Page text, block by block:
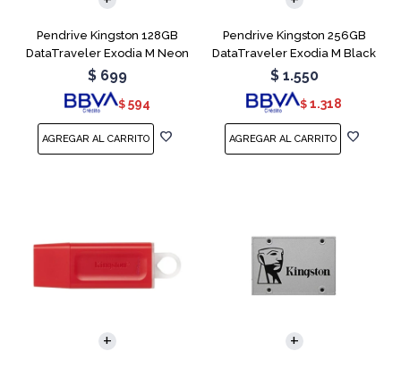
Pendrive Kingston 128GB
DataTraveler Exodia M Neon
Blue
$ 699
$ 594
Pendrive Kingston 256GB
DataTraveler Exodia M Black
Teal
$ 1.550
$ 1.318